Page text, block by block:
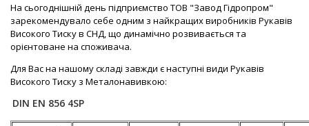
На сьогоднішній день підприємство ТОВ "Завод Гідропром"
зарекомендувало себе одним з найкращих виробників Рукавів
Високого Тиску в СНД, що динамічно розвивається та
орієнтоване на споживача.
Для Вас на нашому складі завжди є наступні види Рукавів
Високого Тиску з Металонавивкою:
DIN EN 856 4SP